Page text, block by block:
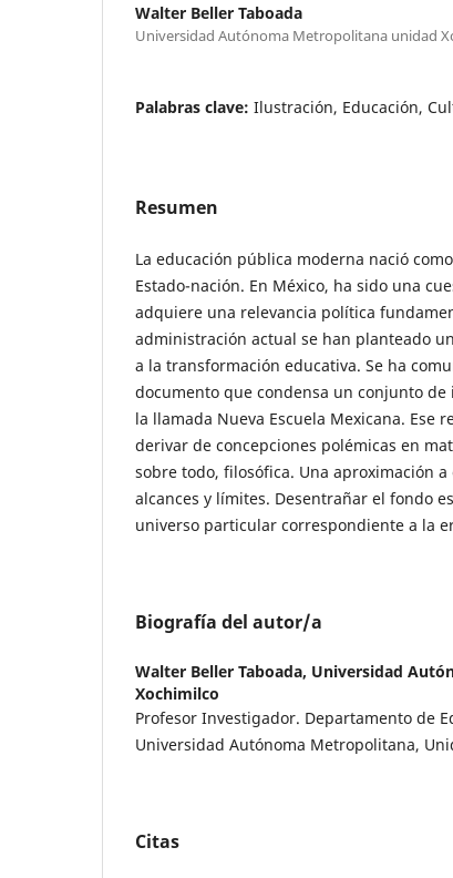
Walter Beller Taboada
Universidad Autónoma Metropolitana unidad
Palabras clave: Ilustración, Educación,
Resumen
La educación pública moderna nació
Estado-nación. En México, ha sido una
adquiere una relevancia política
administración actual se han planteado
a la transformación educativa. Se ha
documento que condensa un conjunto
la llamada Nueva Escuela Mexicana. Ese
derivar de concepciones polémicas en
sobre todo, filosófica. Una aproximación a
alcances y límites. Desentrañar el fondo
universo particular correspondiente a la
Biografía del autor/a
Walter Beller Taboada, Universidad
Xochimilco
Profesor Investigador. Departamento de
Universidad Autónoma Metropolitana,
Citas